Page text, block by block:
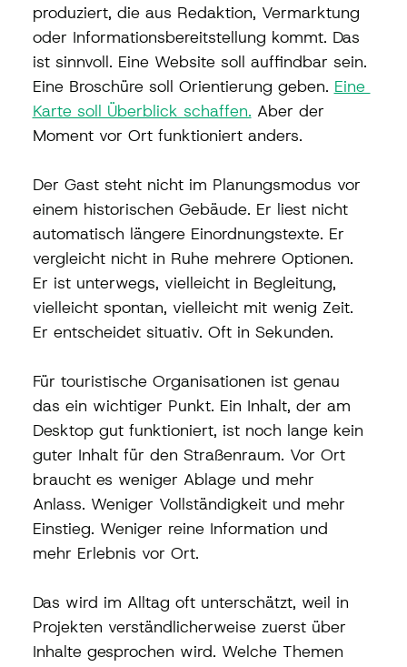
produziert, die aus Redaktion, Vermarktung
oder Informationsbereitstellung kommt. Das
ist sinnvoll. Eine Website soll auffindbar sein.
Eine Broschüre soll Orientierung geben. Eine
Karte soll Überblick schaffen. Aber der
Moment vor Ort funktioniert anders.
Der Gast steht nicht im Planungsmodus vor
einem historischen Gebäude. Er liest nicht
automatisch längere Einordnungstexte. Er
vergleicht nicht in Ruhe mehrere Optionen.
Er ist unterwegs, vielleicht in Begleitung,
vielleicht spontan, vielleicht mit wenig Zeit.
Er entscheidet situativ. Oft in Sekunden.
Für touristische Organisationen ist genau
das ein wichtiger Punkt. Ein Inhalt, der am
Desktop gut funktioniert, ist noch lange kein
guter Inhalt für den Straßenraum. Vor Ort
braucht es weniger Ablage und mehr
Anlass. Weniger Vollständigkeit und mehr
Einstieg. Weniger reine Information und
mehr Erlebnis vor Ort.
Das wird im Alltag oft unterschätzt, weil in
Projekten verständlicherweise zuerst über
Inhalte gesprochen wird. Welche Themen